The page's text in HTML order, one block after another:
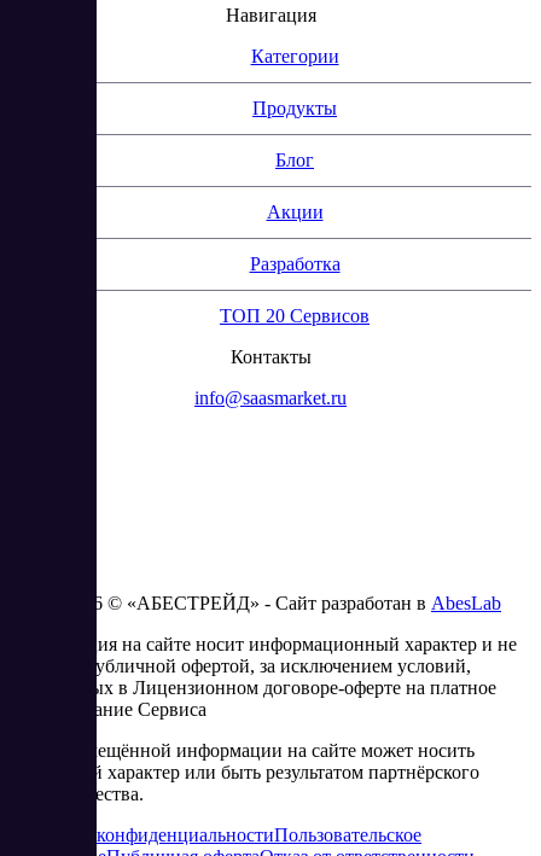
Навигация
Категории
Продукты
Блог
Акции
Разработка
ТОП 20 Сервисов
Контакты
info@saasmarket.ru
2023 - 2026 © «АБЕСТРЕЙД» - Сайт разработан в AbesLab
Информация на сайте носит информационный характер и не
является публичной офертой, за исключением условий,
изложенных в Лицензионном договоре-оферте на платное
использование Сервиса
Часть размещённой информации на сайте может носить
рекламный характер или быть результатом партнёрского
сотрудничества.
Политика конфиденциальностиПользовательское